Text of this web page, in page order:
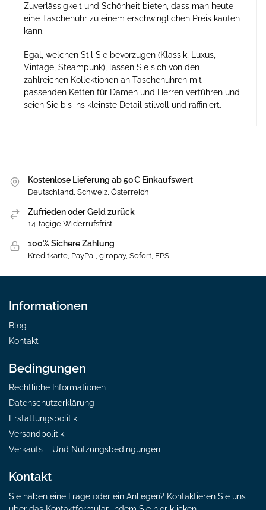
Zuverlässigkeit und Schönheit bieten, dass man heute
eine Taschenuhr zu einem erschwinglichen Preis kaufen
kann.
Egal, welchen Stil Sie bevorzugen (Klassik, Luxus,
Vintage, Steampunk), lassen Sie sich von den
zahlreichen Kollektionen an Taschenuhren mit
passenden Ketten für Damen und Herren verführen und
seien Sie bis ins kleinste Detail stilvoll und raffiniert.
Kostenlose Lieferung ab 50€ Einkaufswert
Deutschland, Schweiz, Österreich
Zufrieden oder Geld zurück
14-tägige Widerrufsfrist
100% Sichere Zahlung
Kreditkarte, PayPal, giropay, Sofort, EPS
Informationen
Blog
Kontakt
Bedingungen
Rechtliche Informationen
Datenschutzerklärung
Erstattungspolitik
Versandpolitik
Verkaufs – Und Nutzungsbedingungen
Kontakt
Sie haben eine Frage oder ein Anliegen? Kontaktieren Sie uns